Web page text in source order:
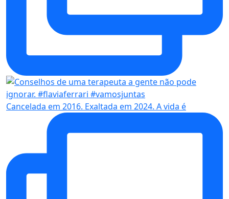
Cancelada em 2016. Exaltada em 2024. A vida é